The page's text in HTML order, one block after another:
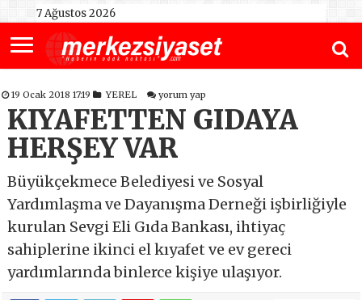
7 Ağustos 2026
19 Ocak 2018 17:19 YEREL yorum yap
KIYAFETTEN GIDAYA
HERŞEY VAR
Büyükçekmece Belediyesi ve Sosyal
Yardımlaşma ve Dayanışma Derneği işbirliğiyle
kurulan Sevgi Eli Gıda Bankası, ihtiyaç
sahiplerine ikinci el kıyafet ve ev gereci
yardımlarında binlerce kişiye ulaşıyor.